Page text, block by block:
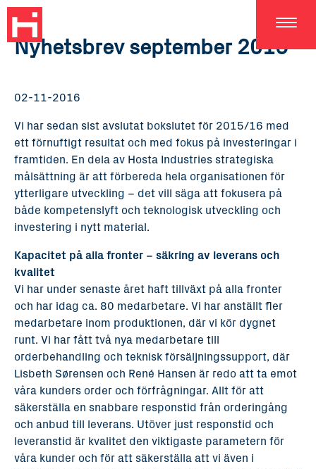
Nyhetsbrev september 2016
02-11-2016
Vi har sedan sist avslutat bokslutet för 2015/16 med
ett förnuftigt resultat och med fokus på investeringar i
framtiden. En dela av Hosta Industries strategiska
målsättning är att förbereda hela organisationen för
ytterligare utveckling – det vill säga att fokusera på
både kompetenslyft och teknologisk utveckling och
investering i nytt material.
Kapacitet på alla fronter – säkring av leverans och
kvalitet
Vi har under senaste året haft tillväxt på alla fronter
och har idag ca. 80 medarbetare. Vi har anställt fler
medarbetare inom produktionen, där vi kör dygnet
runt. Vi har fått två nya medarbetare till
orderbehandling och teknisk försäljningssupport, där
Lisbeth Sørensen och René Hansen är redo att ta emot
våra kunders order och förfrågningar. Allt för att
säkerställa en snabbare responstid från orderingång
och anbud till leverans. Utöver just responstid och
leveranstid är kvalitet den viktigaste parametern för
våra kunder och för att säkerställa att vi även i